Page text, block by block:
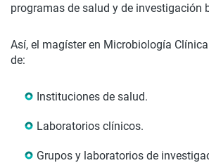
programas de salud y de investigación
Así, el magíster en Microbiología
de:
Instituciones de salud.
Laboratorios clínicos.
Grupos y laboratorios de